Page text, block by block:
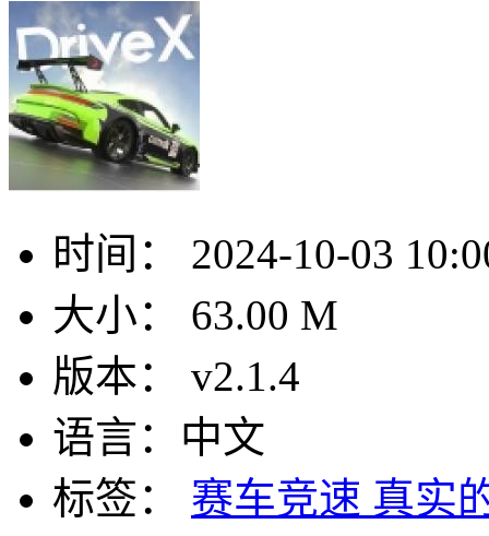
时间：
2024-10-03
大小：
63.00 M
版本：
v2.1.4
语言： 中文
标签：
赛车竞速 真实